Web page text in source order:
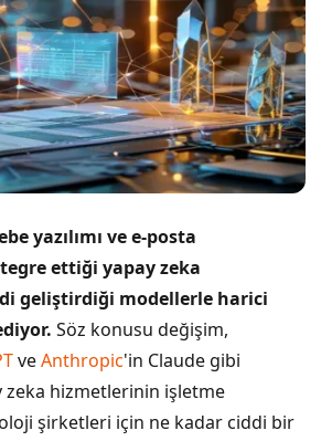
yazılımı ve e-posta
ettiği yapay zeka
geliştirdiği modellerle harici
Söz konusu değişim,
veAnthropic'in Claude gibi
zeka hizmetlerinin işletme
şirketleri için ne kadar ciddi bir